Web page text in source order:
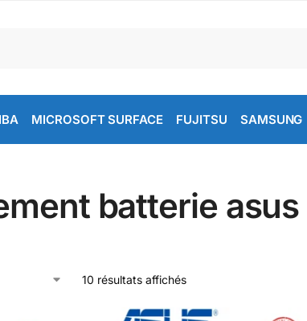
MICROSOFT SURFACE FUJITSU SAMSUNG
batterie asus
10 résultats affichés